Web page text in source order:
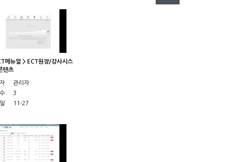
메뉴얼 > ECT원장/강사시스
텐츠
관리자
3
11-27